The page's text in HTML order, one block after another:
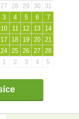
27 28 29 30
31
3 4 5 6
7
10 11 12 13
14
17 18 19 20
21
24 25 26 27
28
1 2 3 4 5